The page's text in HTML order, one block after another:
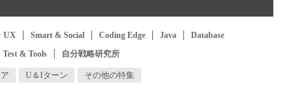
UX Smart & Social Coding Edge Java
Database
Test & Tools 自分戦略研究所
U＆Iターン その他の特集